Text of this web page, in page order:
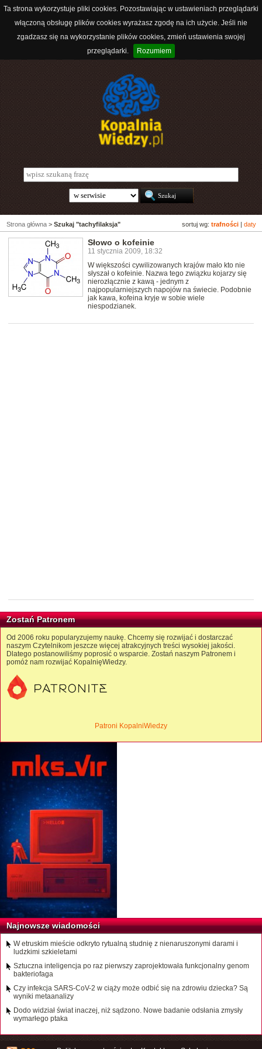
Ta strona wykorzystuje pliki cookies. Pozostawiając w ustawieniach przeglądarki
włączoną obsługę plików cookies wyrażasz zgodę na ich użycie. Jeśli nie
zgadzasz się na wykorzystanie plików cookies, zmień ustawienia swojej
przeglądarki.
Rozumiem
sortuj wg: trafności daty
Strona główna > Szukaj "tachyfilaksja"
Słowo o kofeinie
11 stycznia 2009, 18:32
W większości cywilizowanych krajów mało kto nie
słyszał o kofeinie. Nazwa tego związku kojarzy się
nierozłącznie z kawą - jednym z
najpopularniejszych napojów na świecie. Podobnie
jak kawa, kofeina kryje w sobie wiele
niespodzianek.
Zostań Patronem
Od 2006 roku popularyzujemy naukę. Chcemy się rozwijać i dostarczać
naszym Czytelnikom jeszcze więcej atrakcyjnych treści wysokiej jakości.
Dlatego postanowiliśmy poprosić o wsparcie. Zostań naszym Patronem i
pomóż nam rozwijać KopalnięWiedzy.
Patroni KopalniWiedzy
Najnowsze wiadomości
W etruskim mieście odkryto rytualną studnię z nienaruszonymi darami i
ludzkimi szkieletami
Sztuczna inteligencja po raz pierwszy zaprojektowała funkcjonalny genom
bakteriofaga
Czy infekcja SARS-CoV-2 w ciąży może odbić się na zdrowiu dziecka? Są
wyniki metaanalizy
Dodo widział świat inaczej, niż sądzono. Nowe badanie odsłania zmysły
wymarłego ptaka